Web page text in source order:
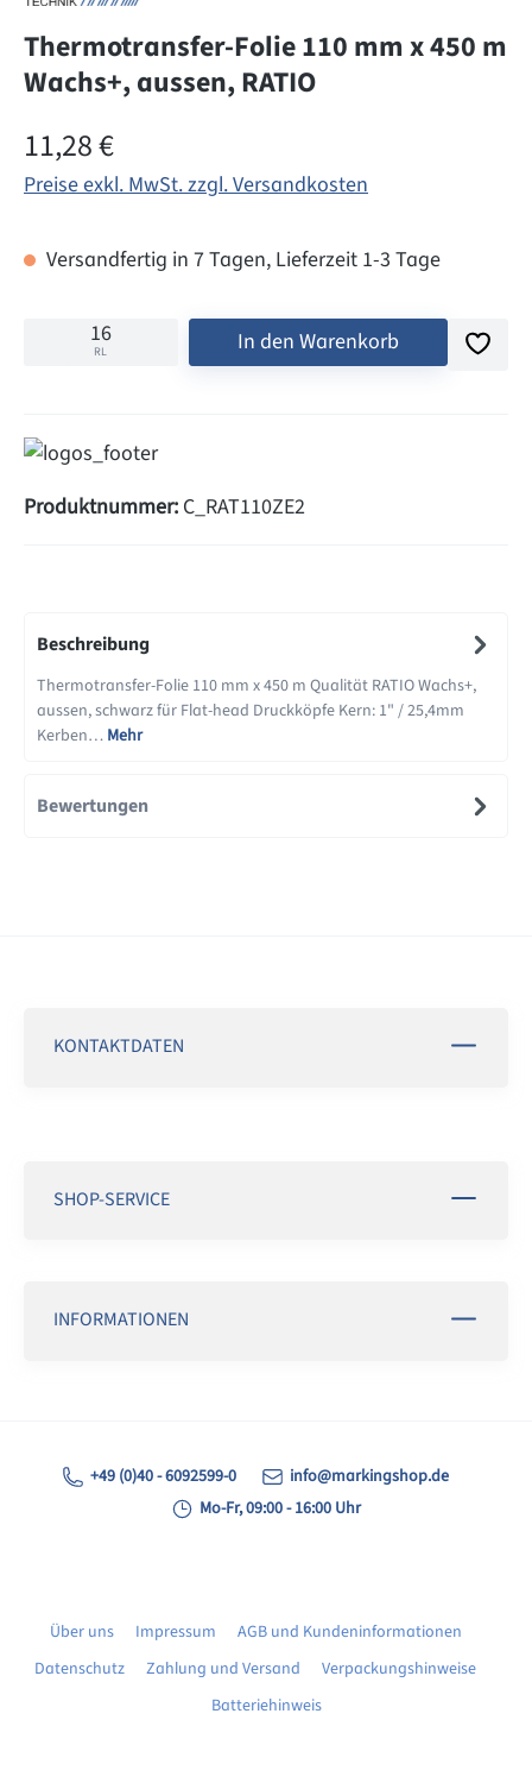
Thermotransfer-Folie 110 mm x 450 m
Wachs+, aussen, RATIO
Regulärer Preis:
11,28 €
Preise exkl. MwSt. zzgl. Versandkosten
Versandfertig in 7 Tagen, Lieferzeit 1-3 Tage
RL In den Warenkorb
Produktnummer: C_RAT110ZE2
Beschreibung
Thermotransfer-Folie 110 mm x 450 m Qualität RATIO Wachs+,
aussen, schwarz für Flat-head Druckköpfe Kern: 1" / 25,4mm
Kerben… Mehr
Bewertungen
KONTAKTDATEN
SHOP-SERVICE
INFORMATIONEN
+49 (0)40 - 6092599-0
info@markingshop.de
Mo-Fr, 09:00 - 16:00 Uhr
Über uns Impressum
AGB und Kundeninformationen
Datenschutz
Zahlung und Versand
Verpackungshinweise
Batteriehinweis